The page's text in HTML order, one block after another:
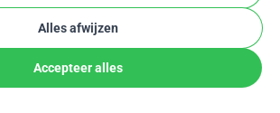
om een persoonlijke
te beginnen, is door een
te verzorgen. Dit soort
Alles afwijzen
Accepteer alles